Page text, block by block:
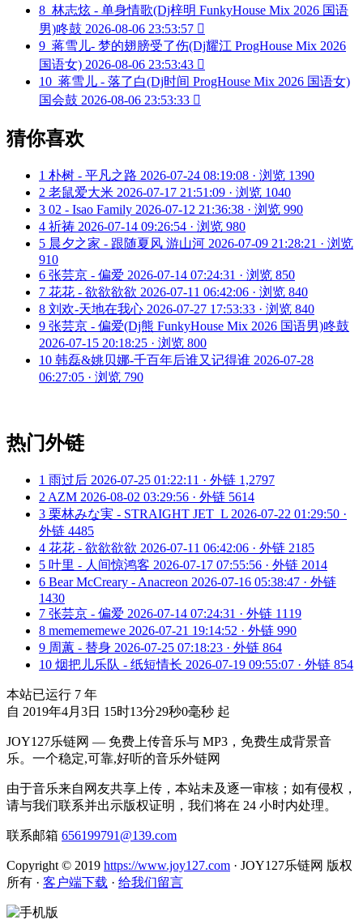
8 林志炫 - 单身情歌(Dj梓明 FunkyHouse Mix 2026 国语
男)咚鼓 2026-08-06 23:53:57 
9 蒋雪儿- 梦的翅膀受了伤(Dj耀江 ProgHouse Mix 2026
国语女) 2026-08-06 23:53:43 
10 蒋雪儿 - 落了白(Dj时间 ProgHouse Mix 2026 国语女)
国会鼓 2026-08-06 23:53:33 
猜你喜欢
1 朴树 - 平凡之路 2026-07-24 08:19:08 · 浏览 1390
2 老鼠爱大米 2026-07-17 21:51:09 · 浏览 1040
3 02 - Isao Family 2026-07-12 21:36:38 · 浏览 990
4 祈祷 2026-07-14 09:26:54 · 浏览 980
5 晨夕之家 - 跟随夏风 游山河 2026-07-09 21:28:21 · 浏览
910
6 张芸京 - 偏爱 2026-07-14 07:24:31 · 浏览 850
7 花花 - 欲欲欲欲 2026-07-11 06:42:06 · 浏览 840
8 刘欢-天地在我心 2026-07-27 17:53:33 · 浏览 840
9 张芸京 - 偏爱(Dj熊 FunkyHouse Mix 2026 国语男)咚鼓
2026-07-15 20:18:25 · 浏览 800
10 韩磊&姚贝娜-千百年后谁又记得谁 2026-07-28
06:27:05 · 浏览 790
热门外链
1 雨过后 2026-07-25 01:22:11 · 外链 1,2797
2 AZM 2026-08-02 03:29:56 · 外链 5614
3 栗林みな実 - STRAIGHT JET_L 2026-07-22 01:29:50 ·
外链 4485
4 花花 - 欲欲欲欲 2026-07-11 06:42:06 · 外链 2185
5 叶里 - 人间惊鸿客 2026-07-17 07:55:56 · 外链 2014
6 Bear McCreary - Anacreon 2026-07-16 05:38:47 · 外链
1430
7 张芸京 - 偏爱 2026-07-14 07:24:31 · 外链 1119
8 memememewe 2026-07-21 19:14:52 · 外链 990
9 周蕙 - 替身 2026-07-25 07:18:23 · 外链 864
10 烟把儿乐队 - 纸短情长 2026-07-19 09:55:07 · 外链 854
本站已运行 7 年
自 2019年4月3日 15时13分29秒0毫秒 起
JOY127乐链网 — 免费上传音乐与 MP3，免费生成背景音
乐。一个稳定,可靠,好听的音乐外链网
由于音乐来自网友共享上传，本站未及逐一审核；如有侵权，
请与我们联系并出示版权证明，我们将在 24 小时内处理。
联系邮箱 656199791@139.com
Copyright © 2019 https://www.joy127.com · JOY127乐链网 版权
所有 · 客户端下载 · 给我们留言